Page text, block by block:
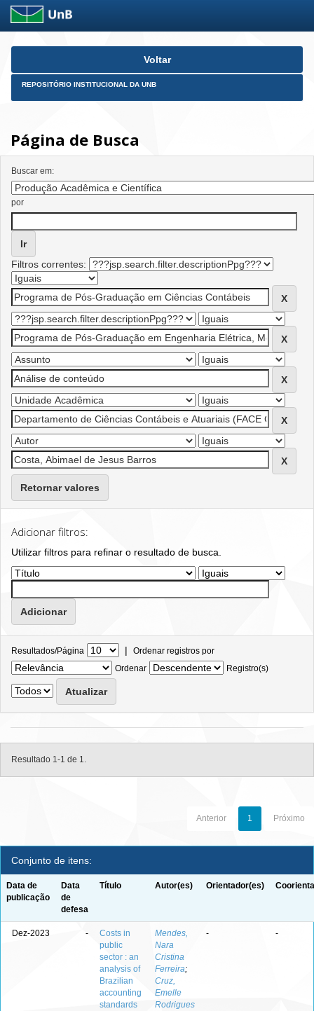
Skip
Voltar
REPOSITÓRIO INSTITUCIONAL DA UNB
Página de Busca
Buscar em:
por
Filtros correntes:
Retornar valores
Adicionar filtros:
Utilizar filtros para refinar o resultado de busca.
Resultados/Página | Ordenar registros por
Ordenar
Registro(s)
Resultado 1-1 de 1.
Anterior 1 Próximo
Conjunto de itens:
Data de
publicação
Data
de
defesa
Título Autor(es) Orientador(es)
Dez-2023 -
Costs in
public
sector : an
analysis of
Brazilian
accounting
standards
Mendes,
Nara
Cristina
Ferreira;
Cruz,
Emelle
Rodrigues
- -